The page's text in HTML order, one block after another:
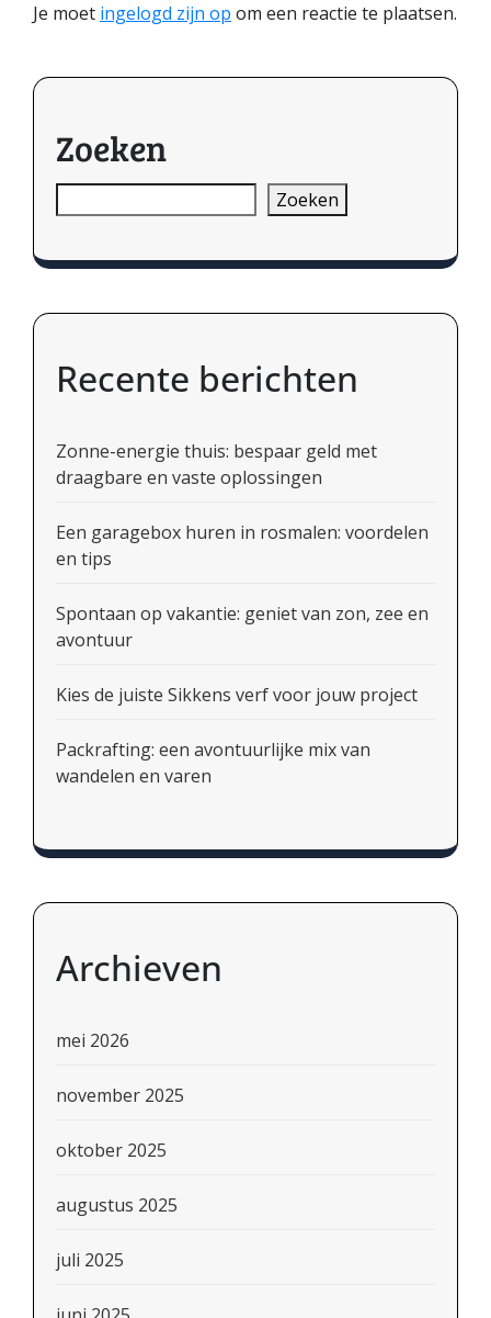
Je moet ingelogd zijn op om een reactie te plaatsen.
Zoeken
Zoeken
Recente berichten
Zonne-energie thuis: bespaar geld met
draagbare en vaste oplossingen
Een garagebox huren in rosmalen: voordelen
en tips
Spontaan op vakantie: geniet van zon, zee en
avontuur
Kies de juiste Sikkens verf voor jouw project
Packrafting: een avontuurlijke mix van
wandelen en varen
Archieven
mei 2026
november 2025
oktober 2025
augustus 2025
juli 2025